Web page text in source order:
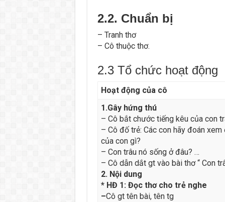
2.2. Chuẩn bị
– Tranh thơ
– Cô thuộc thơ.
2.3 Tổ chức hoạt động
Hoạt động của cô
1.Gây hứng thú
– Cô bắt chước tiếng kêu của con
– Cô đố trẻ: Các con hãy đoán
của con gì?
– Con trâu nó sống ở đâu? …
– Cô dẫn dắt gt vào bài thơ “ Con
2. Nội dung
* HĐ 1: Đọc thơ cho trẻ nghe
–Cô gt tên bài, tên tg